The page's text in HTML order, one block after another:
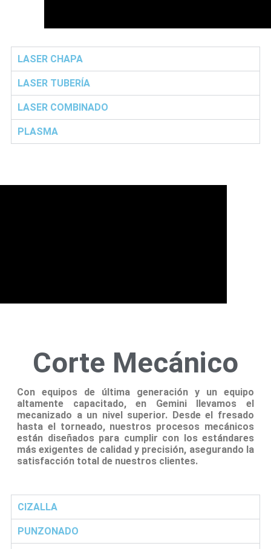
LASER CHAPA
LASER TUBERÍA
LASER COMBINADO
PLASMA
Corte Mecánico
Con equipos de última generación y un equipo
altamente capacitado, en Gemini llevamos el
mecanizado a un nivel superior. Desde el fresado
hasta el torneado, nuestros procesos mecánicos
están diseñados para cumplir con los estándares
más exigentes de calidad y precisión, asegurando la
satisfacción total de nuestros clientes.
CIZALLA
PUNZONADO